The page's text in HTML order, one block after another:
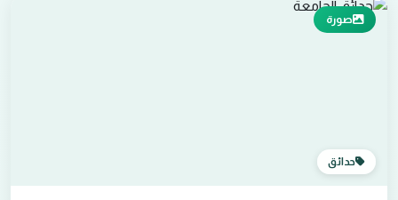
صورة
حدائق